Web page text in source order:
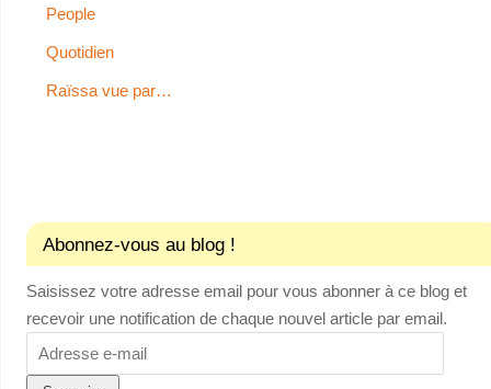
People
Quotidien
Raïssa vue par…
Abonnez-vous au blog !
Saisissez votre adresse email pour vous abonner à ce blog et
recevoir une notification de chaque nouvel article par email.
Adresse
e-